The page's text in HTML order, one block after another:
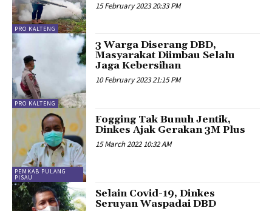
PRO KALTENG
15 February 2023 20:33 PM
PRO KALTENG
3 Warga Diserang DBD,
Masyarakat Diimbau Selalu
Jaga Kebersihan
10 February 2023 21:15 PM
PEMKAB PULANG
PISAU
Fogging Tak Bunuh Jentik,
Dinkes Ajak Gerakan 3M Plus
15 March 2022 10:32 AM
Selain Covid-19, Dinkes
Seruyan Waspadai DBD